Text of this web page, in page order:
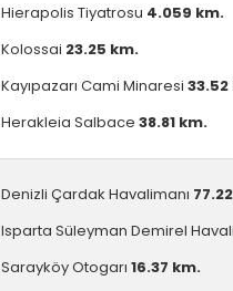
Hierapolis Tiyatrosu 4.059 km.
Kolossai 23.25 km.
Kayıpazarı Cami Minaresi
Herakleia Salbace 38.81 km.
Denizli Çardak Havalimanı
Isparta Süleyman Demirel
Sarayköy Otogarı 16.37 km.